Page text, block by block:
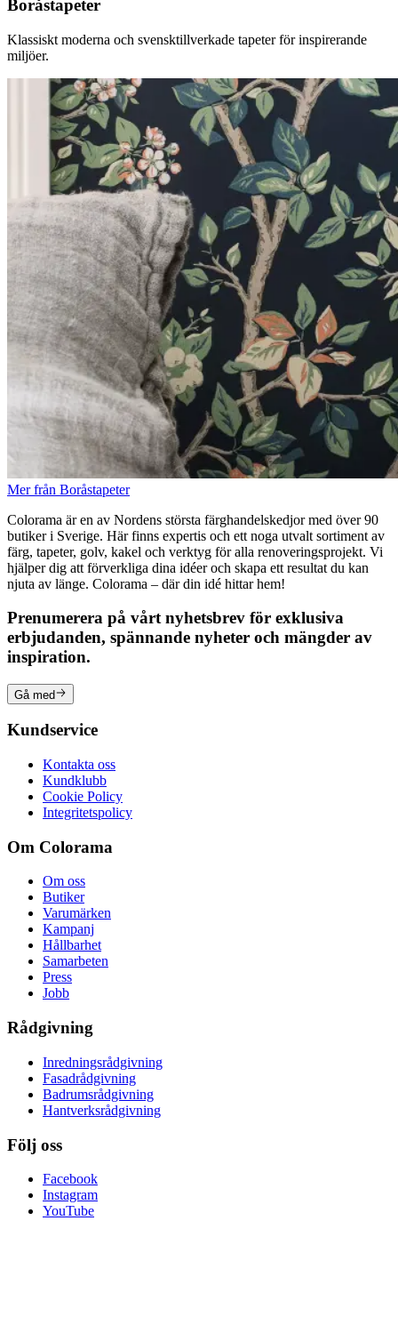
Boråstapeter
Klassiskt moderna och svensktillverkade tapeter för inspirerande
miljöer.
Mer från Boråstapeter
Colorama är en av Nordens största färghandelskedjor med över 90
butiker i Sverige. Här finns expertis och ett noga utvalt sortiment av
färg, tapeter, golv, kakel och verktyg för alla renoveringsprojekt. Vi
hjälper dig att förverkliga dina idéer och skapa ett resultat du kan
njuta av länge. Colorama – där din idé hittar hem!
Prenumerera på vårt nyhetsbrev för exklusiva
erbjudanden, spännande nyheter och mängder av
inspiration.
Gå med
Kundservice
Kontakta oss
Kundklubb
Cookie Policy
Integritetspolicy
Om Colorama
Om oss
Butiker
Varumärken
Kampanj
Hållbarhet
Samarbeten
Press
Jobb
Rådgivning
Inredningsrådgivning
Fasadrådgivning
Badrumsrådgivning
Hantverksrådgivning
Följ oss
Facebook
Instagram
YouTube